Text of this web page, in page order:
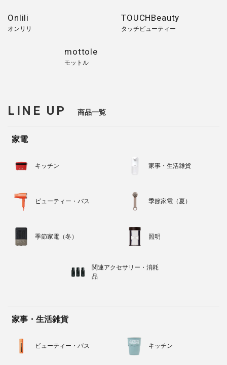
Onlili
オンリリ
TOUCHBeauty
タッチビューティー
mottole
モットル
LINE UP 商品一覧
家電
キッチン 家事・生活雑貨
ビューティー・バス 季節家電（夏）
季節家電（冬） 照明
関連アクセサリー・消耗
品
家事・生活雑貨
ビューティー・バス キッチン